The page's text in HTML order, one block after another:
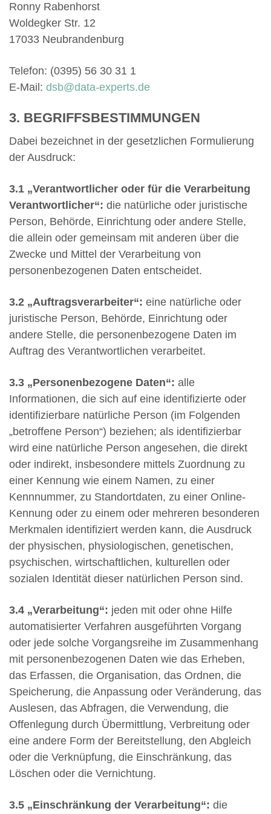
Ronny Rabenhorst
Woldegker Str. 12
17033 Neubrandenburg
Telefon: (0395) 56 30 31 1
E-Mail: dsb@data-experts.de
3. BEGRIFFSBESTIMMUNGEN
Dabei bezeichnet in der gesetzlichen Formulierung
der Ausdruck:
3.1 „Verantwortlicher oder für die Verarbeitung
Verantwortlicher“: die natürliche oder juristische
Person, Behörde, Einrichtung oder andere Stelle,
die allein oder gemeinsam mit anderen über die
Zwecke und Mittel der Verarbeitung von
personenbezogenen Daten entscheidet.
3.2 „Auftragsverarbeiter“: eine natürliche oder
juristische Person, Behörde, Einrichtung oder
andere Stelle, die personenbezogene Daten im
Auftrag des Verantwortlichen verarbeitet.
3.3 „Personenbezogene Daten“: alle
Informationen, die sich auf eine identifizierte oder
identifizierbare natürliche Person (im Folgenden
„betroffene Person“) beziehen; als identifizierbar
wird eine natürliche Person angesehen, die direkt
oder indirekt, insbesondere mittels Zuordnung zu
einer Kennung wie einem Namen, zu einer
Kennnummer, zu Standortdaten, zu einer Online-
Kennung oder zu einem oder mehreren besonderen
Merkmalen identifiziert werden kann, die Ausdruck
der physischen, physiologischen, genetischen,
psychischen, wirtschaftlichen, kulturellen oder
sozialen Identität dieser natürlichen Person sind.
3.4 „Verarbeitung“: jeden mit oder ohne Hilfe
automatisierter Verfahren ausgeführten Vorgang
oder jede solche Vorgangsreihe im Zusammenhang
mit personenbezogenen Daten wie das Erheben,
das Erfassen, die Organisation, das Ordnen, die
Speicherung, die Anpassung oder Veränderung, das
Auslesen, das Abfragen, die Verwendung, die
Offenlegung durch Übermittlung, Verbreitung oder
eine andere Form der Bereitstellung, den Abgleich
oder die Verknüpfung, die Einschränkung, das
Löschen oder die Vernichtung.
3.5 „Einschränkung der Verarbeitung“: die